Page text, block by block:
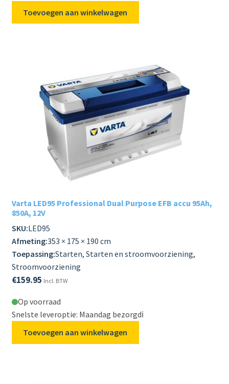
Toevoegen aan winkelwagen
Varta LED95 Professional Dual Purpose EFB accu 95Ah,
850A, 12V
SKU:LED95
Afmeting:353 × 175 × 190 cm
Toepassing:Starten, Starten en stroomvoorziening,
Stroomvoorziening
€159.95 Incl. BTW
Op voorraad
Snelste leveroptie: Maandag bezorgdℹ️
Toevoegen aan winkelwagen